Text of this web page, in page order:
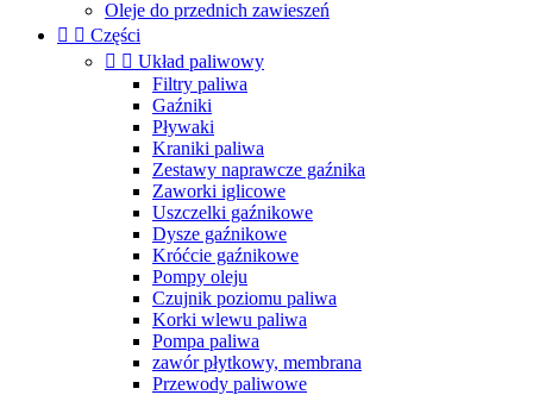
Oleje do przednich zawieszeń
  Części
  Układ paliwowy
Filtry paliwa
Gaźniki
Pływaki
Kraniki paliwa
Zestawy naprawcze gaźnika
Zaworki iglicowe
Uszczelki gaźnikowe
Dysze gaźnikowe
Króćcie gaźnikowe
Pompy oleju
Czujnik poziomu paliwa
Korki wlewu paliwa
Pompa paliwa
zawór płytkowy, membrana
Przewody paliwowe